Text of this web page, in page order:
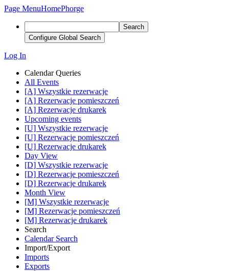
Page MenuHomePhorge
Search
Configure Global Search
Log In
Calendar Queries
All Events
[A] Wszystkie rezerwacje
[A] Rezerwacje pomieszczeń
[A] Rezerwacje drukarek
Upcoming events
[U] Wszystkie rezerwacje
[U] Rezerwacje pomieszczeń
[U] Rezerwacje drukarek
Day View
[D] Wszystkie rezerwacje
[D] Rezerwacje pomieszczeń
[D] Rezerwacje drukarek
Month View
[M] Wszystkie rezerwacje
[M] Rezerwacje pomieszczeń
[M] Rezerwacje drukarek
Search
Calendar Search
Import/Export
Imports
Exports